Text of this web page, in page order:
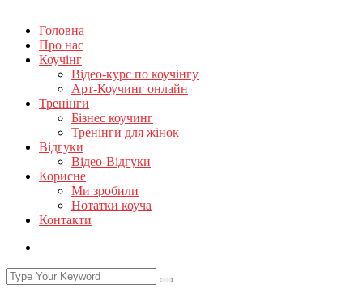
Головна
Про нас
Коучінг
Відео-курс по коучінгу
Арт-Коучинг онлайн
Тренінги
Бізнес коучинг
Тренінги для жінок
Відгуки
Відео-Відгуки
Корисне
Ми зробили
Нотатки коуча
Контакти